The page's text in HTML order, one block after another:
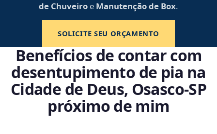
de Chuveiro e Manutenção de Box.
SOLICITE SEU ORÇAMENTO
Benefícios de contar com
desentupimento de pia na
Cidade de Deus, Osasco‑SP
próximo de mim